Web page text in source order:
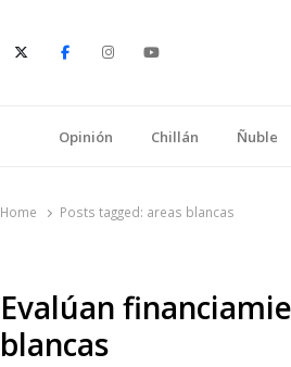
Opinión Chillán Ñuble
Home Posts tagged: areas blancas
Evalúan
blancas